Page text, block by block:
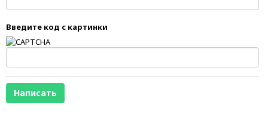
Введите код с картинки